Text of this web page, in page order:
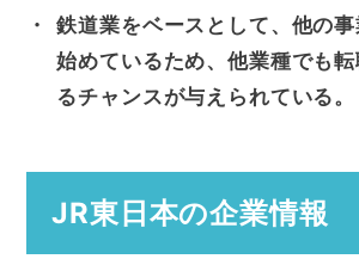
鉄道業をベースとして、他の
始めているため、他業種でも
るチャンスが与えられている。
JR東日本の企業情報